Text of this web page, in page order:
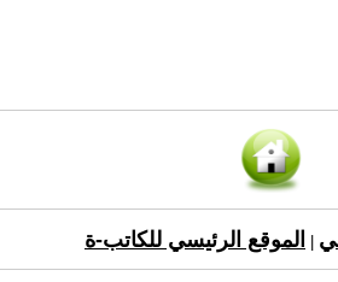
الموقع الرئيسي للكاتب-ة